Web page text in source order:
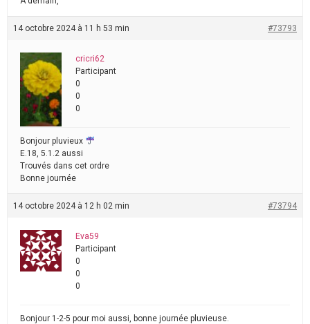
14 octobre 2024 à 11 h 53 min #73793
cricri62
Participant
0
0
0
Bonjour pluvieux
E.18, 5.1.2 aussi
Trouvés dans cet ordre
Bonne journée
14 octobre 2024 à 12 h 02 min #73794
Eva59
Participant
0
0
0
Bonjour 1-2-5 pour moi aussi, bonne journée pluvieuse.